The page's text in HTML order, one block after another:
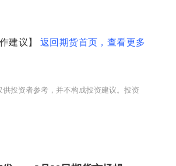
建议】 返回期货首页，查看更多
投资者参考，并不构成投资建议。投资